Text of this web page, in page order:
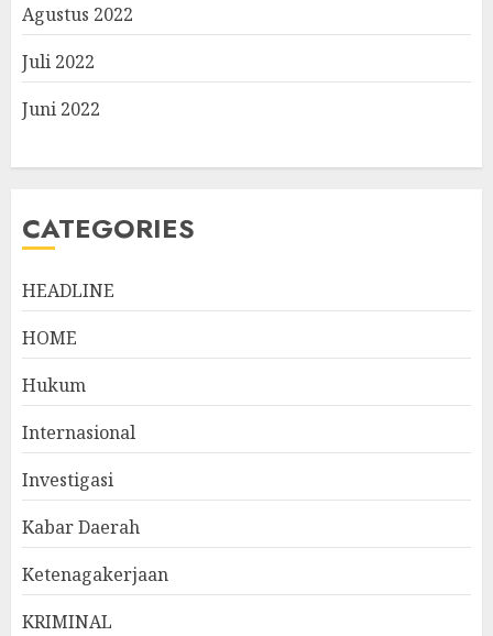
Agustus 2022
Juli 2022
Juni 2022
CATEGORIES
HEADLINE
HOME
Hukum
Internasional
Investigasi
Kabar Daerah
Ketenagakerjaan
KRIMINAL